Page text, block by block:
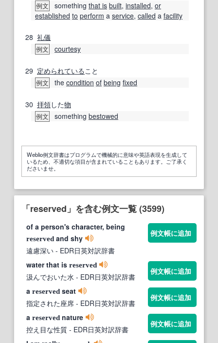
例文 something that is built, installed, or
established to perform a service, called a facility
28 礼儀
例文 courtesy
29 定められていること
例文 the condition of being fixed
30 拝領した物
例文 something bestowed
Weblio例文辞書はプログラムで機械的に意味や英語表現を生成して
いるため、不適切な項目が含まれていることもあります。ご了承く
ださいませ。
「reserved」を含む例文一覧 (3599)
of a person's character, being
reserved and shy
遠慮深い - EDR日英対訳辞書
例文帳に追加
water that is reserved
汲んでおいた水 - EDR日英対訳辞書
例文帳に追加
a reserved seat
指定された座席 - EDR日英対訳辞書
例文帳に追加
a reserved nature
控え目な性質 - EDR日英対訳辞書
例文帳に追加